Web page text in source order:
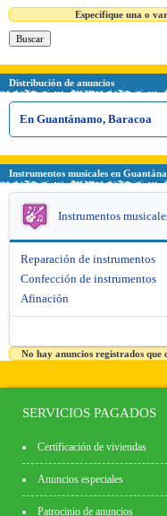
Especifique una o
Distribución de anuncios
En Guantánamo, Baracoa
Instrumentos musicales en
Instrumentos
Reparación de instrumentos
Confección de instrumentos
Afinación
No hay anuncios registrados que
SERVICIOS PAGADOS
Certificación de viviendas
Anuncios especiales
Patrocinio de anuncios